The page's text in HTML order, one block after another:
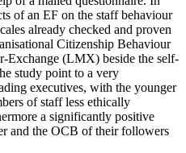
of an EF on the staff behaviour
already checked and proven
Citizenship Behaviour
Exchange (LMX) beside the self-
study point to a very
executives, with the younger
of staff less ethically
a significantly positive
and the OCB of their followers